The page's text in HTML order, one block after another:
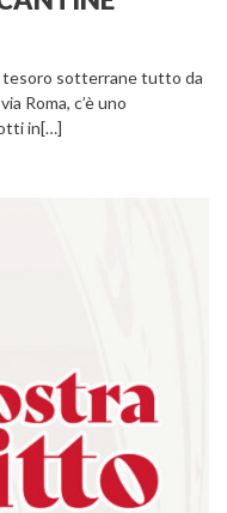
tesoro sotterrane tutto da
Roma, c’è uno
in[…]